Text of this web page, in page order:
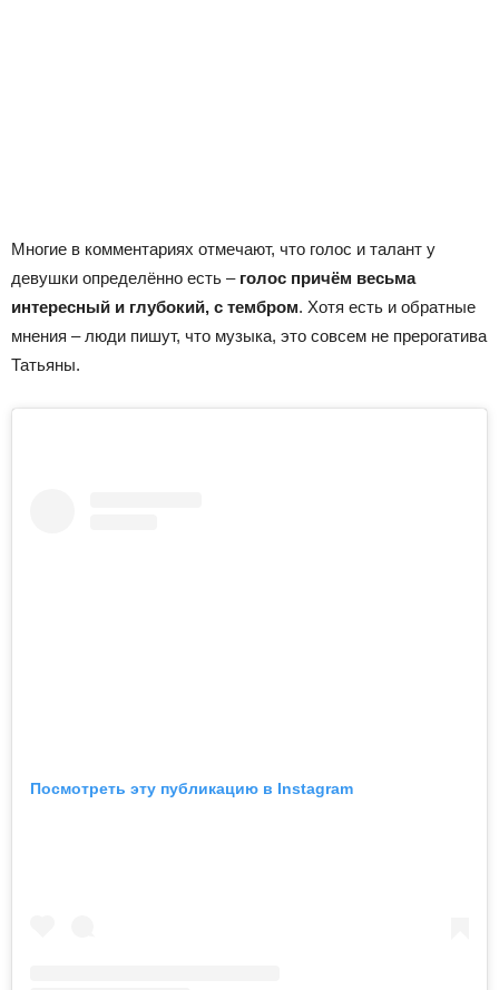
Многие в комментариях отмечают, что голос и талант у
девушки определённо есть – голос причём весьма
интересный и глубокий, с тембром. Хотя есть и обратные
мнения – люди пишут, что музыка, это совсем не прерогатива
Татьяны.
Посмотреть эту публикацию в Instagram